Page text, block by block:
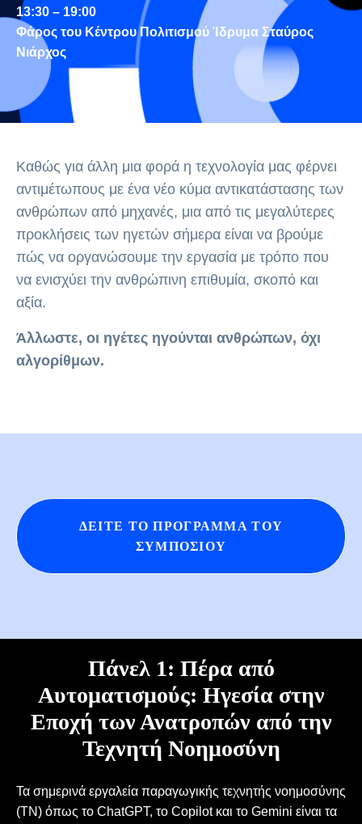
13:30 – 19:00
Φάρος του Κέντρου Πολιτισμού Ίδρυμα Σταύρος
Νιάρχος
Καθώς για άλλη μια φορά η τεχνολογία μας φέρνει
αντιμέτωπους με ένα νέο κύμα αντικατάστασης των
ανθρώπων από μηχανές, μια από τις μεγαλύτερες
προκλήσεις των ηγετών σήμερα είναι να βρούμε
πώς να οργανώσουμε την εργασία με τρόπο που
να ενισχύει την ανθρώπινη επιθυμία, σκοπό και
αξία.
Άλλωστε, οι ηγέτες ηγούνται ανθρώπων, όχι
αλγορίθμων.
ΔΕΙΤΕ ΤΟ ΠΡΟΓΡΑΜΜΑ ΤΟΥ
ΣΥΜΠΟΣΙΟΥ
Πάνελ 1: Πέρα από
Aυτοματισμούς: Ηγεσία στην
Εποχή των Ανατροπών από την
Τεχνητή Νοημοσύνη
Τα σημερινά εργαλεία παραγωγικής τεχνητής νοημοσύνης
(ΤΝ) όπως το ChatGPT, το Copilot και το Gemini είναι τα